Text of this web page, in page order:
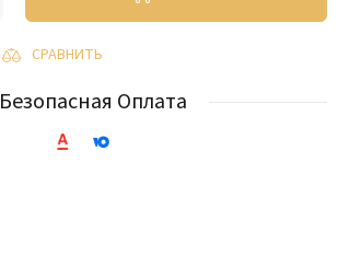
СРАВНИТЬ
Безопасная Оплата